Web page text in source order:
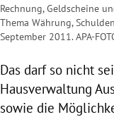
Rechnung, Geldscheine
Thema Währung,
September 2011. APA-
Das darf so nicht
Hausverwaltung
sowie die